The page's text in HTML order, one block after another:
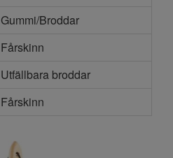
Gummi/Broddar
Fårskinn
Utfällbara broddar
Fårskinn